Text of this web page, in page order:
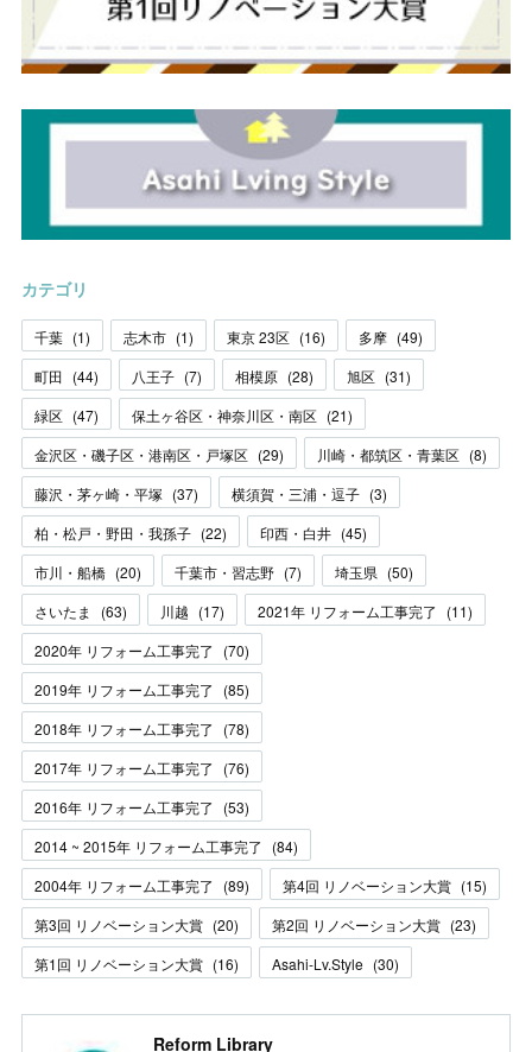
カテゴリ
千葉 (1) 志木市 (1) 東京 23区 (16) 多摩 (49)
町田 (44) 八王子 (7) 相模原 (28) 旭区 (31)
緑区 (47) 保土ヶ谷区・神奈川区・南区 (21)
金沢区・磯子区・港南区・戸塚区 (29) 川崎・都筑区・青葉区 (8)
藤沢・茅ヶ崎・平塚 (37) 横須賀・三浦・逗子 (3)
柏・松戸・野田・我孫子 (22) 印西・白井 (45)
市川・船橋 (20) 千葉市・習志野 (7) 埼玉県 (50)
さいたま
(63) 川越 (17) 2021年 リフォーム工事完了 (11)
2020年 リフォーム工事完了
(70)
2019年 リフォーム工事完了
(85)
2018年 リフォーム工事完了
(78)
2017年 リフォーム工事完了
(76)
2016年 リフォーム工事完了
(53)
2014 ~ 2015年 リフォーム工事完了
(84)
2004年 リフォーム工事完了
(89) 第4回 リノベーション大賞 (15)
第3回 リノベーション大賞 (20) 第2回 リノベーション大賞 (23)
第1回 リノベーション大賞 (16) Asahi-Lv.Style (30)
Reform Library